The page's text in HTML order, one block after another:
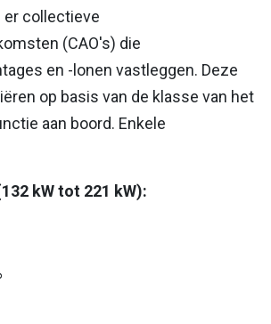
er collectieve
(CAO's) die
en -lonen vastleggen. Deze
op basis van de klasse van het
aan boord. Enkele
kW tot 221 kW):